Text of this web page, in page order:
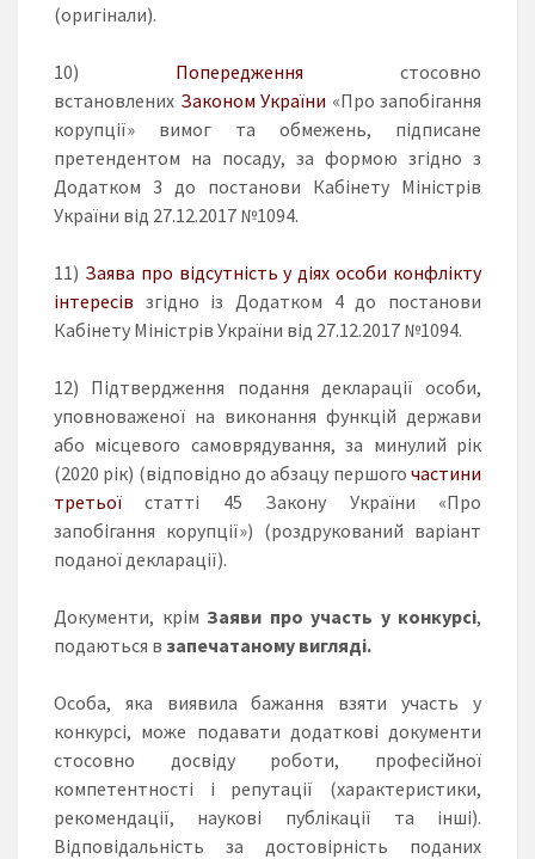
(оригінали).
10) Попередження стосовно
встановлених Законом України «Про запобігання
корупції» вимог та обмежень, підписане
претендентом на посаду, за формою згідно з
Додатком 3 до постанови Кабінету Міністрів
України від 27.12.2017 №1094.
11) Заява про відсутність у діях особи конфлікту
інтересів згідно із Додатком 4 до постанови
Кабінету Міністрів України від 27.12.2017 №1094.
12) Підтвердження подання декларації особи,
уповноваженої на виконання функцій держави
або місцевого самоврядування, за минулий рік
(2020 рік) (відповідно до абзацу першого частини
третьої статті 45 Закону України «Про
запобігання корупції») (роздрукований варіант
поданої декларації).
Документи, крім Заяви про участь у конкурсі,
подаються в запечатаному вигляді.
Особа, яка виявила бажання взяти участь у
конкурсі, може подавати додаткові документи
стосовно досвіду роботи, професійної
компетентності і репутації (характеристики,
рекомендації, наукові публікації та інші).
Відповідальність за достовірність поданих